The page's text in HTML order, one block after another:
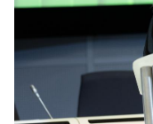
Citizens panel speech